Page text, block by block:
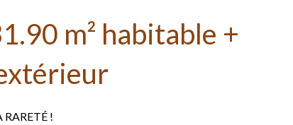
m² habitable +
RARETÉ !